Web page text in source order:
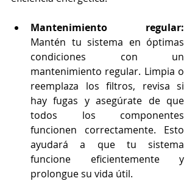
Mantenimiento regular:
Mantén tu sistema en óptimas
condiciones con un
mantenimiento regular. Limpia o
reemplaza los filtros, revisa si
hay fugas y asegúrate de que
todos los componentes
funcionen correctamente. Esto
ayudará a que tu sistema
funcione eficientemente y
prolongue su vida útil.